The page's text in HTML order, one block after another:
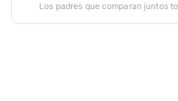
Los padres que comparan juntos